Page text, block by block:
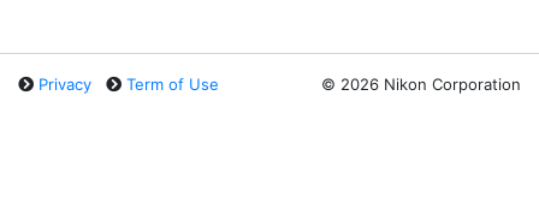
Privacy Term of Use © 2026 Nikon Corporation